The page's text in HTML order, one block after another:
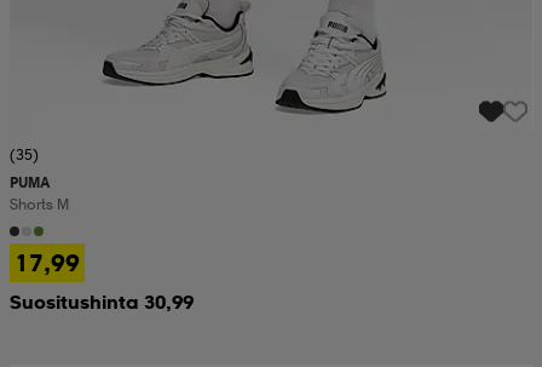
(35)
PUMA
Shorts M
17,99
Suositushinta 30,99